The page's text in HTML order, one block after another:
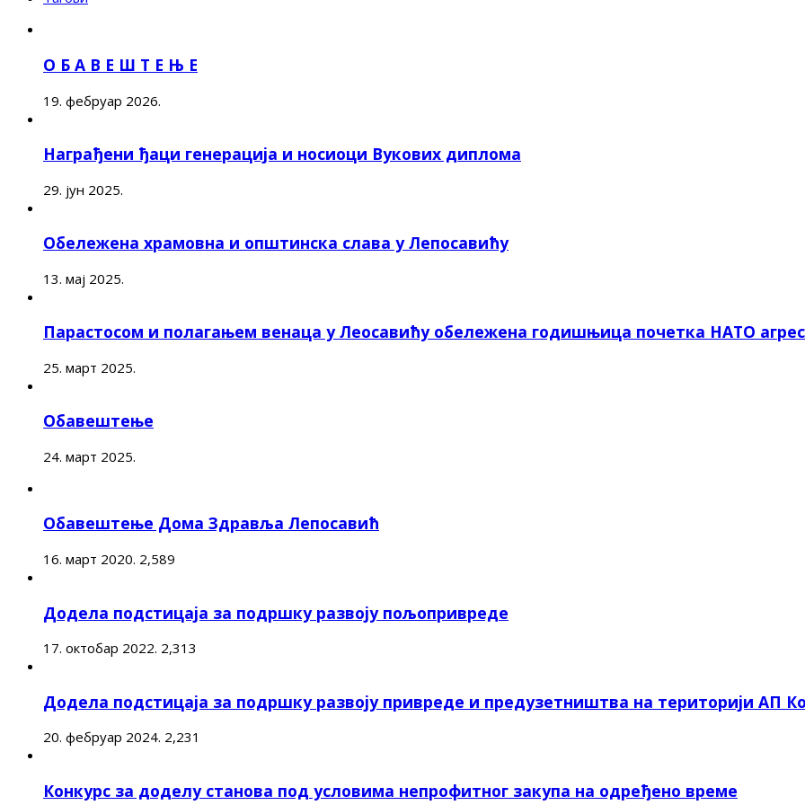
О Б А В Е Ш Т Е Њ Е
19. фебруар 2026.
Награђени ђаци генерација и носиоци Вукових диплома
29. јун 2025.
Обележена храмовна и општинска слава у Лепосавићу
13. мај 2025.
Парастосом и полагањем венаца у Леосавићу обележена годишњица почетка НАТО
25. март 2025.
Обавештење
24. март 2025.
Обавештење Дома Здравља Лепосавић
16. март 2020. 2,589
Додела подстицаја за подршку развоју пољопривреде
17. октобар 2022. 2,313
Додела подстицаја за подршку развоју привреде и предузетништва на територији АП
20. фебруар 2024. 2,231
Конкурс за доделу станова под условима непрофитног закупа на одређено време